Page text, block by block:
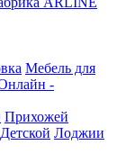
Мебель для
-
Прихожей
Детской Лоджии